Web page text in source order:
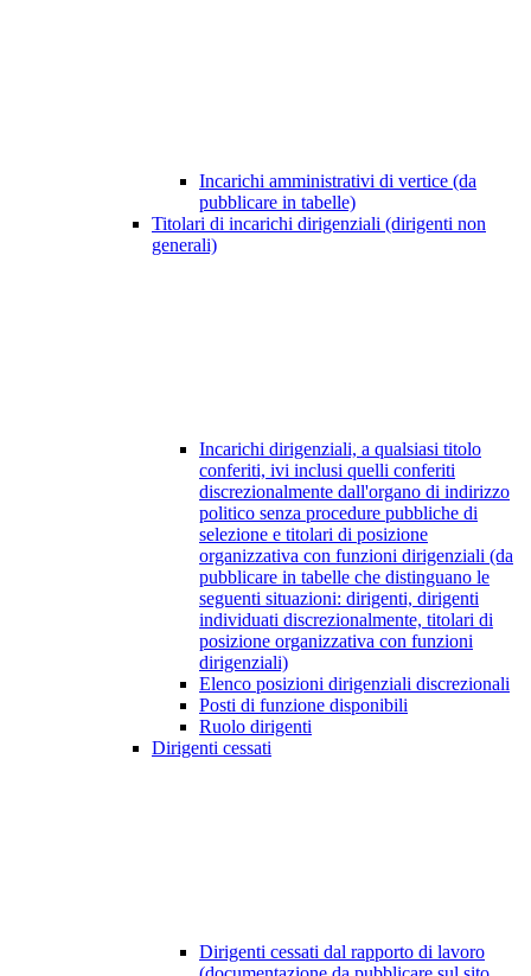
Incarichi amministrativi di vertice (da
pubblicare in tabelle)
Titolari di incarichi dirigenziali (dirigenti non
generali)
Incarichi dirigenziali, a qualsiasi titolo
conferiti, ivi inclusi quelli conferiti
discrezionalmente dall'organo di indirizzo
politico senza procedure pubbliche di
selezione e titolari di posizione
organizzativa con funzioni dirigenziali (da
pubblicare in tabelle che distinguano le
seguenti situazioni: dirigenti, dirigenti
individuati discrezionalmente, titolari di
posizione organizzativa con funzioni
dirigenziali)
Elenco posizioni dirigenziali discrezionali
Posti di funzione disponibili
Ruolo dirigenti
Dirigenti cessati
Dirigenti cessati dal rapporto di lavoro